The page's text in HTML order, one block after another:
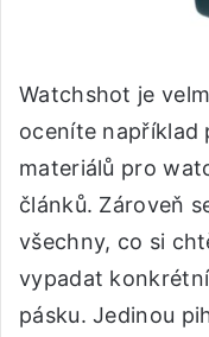
Watchshot je
oceníte například
materiálů pro
článků. Zároveň
všechny, co si
vypadat
pásku. Jedinou